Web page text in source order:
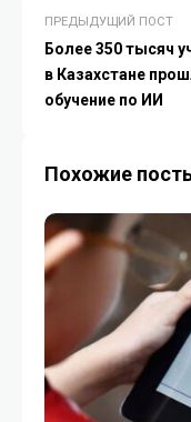
ПРЕДЫДУЩИЙ ПОСТ
Более 350 тысяч
в Казахстане
обучение по ИИ
Похожие